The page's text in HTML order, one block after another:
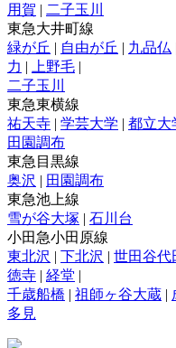
用賀 | 二子玉川
東急大井町線
緑が丘 | 自由が丘 | 九品仏
力 | 上野毛 |
二子玉川
東急東横線
祐天寺 | 学芸大学 | 都立大
田園調布
東急目黒線
奥沢 | 田園調布
東急池上線
雪が谷大塚 | 石川台
小田急小田原線
東北沢 | 下北沢 | 世田谷代
徳寺 | 経堂 |
千歳船橋 | 祖師ヶ谷大蔵 |
多見